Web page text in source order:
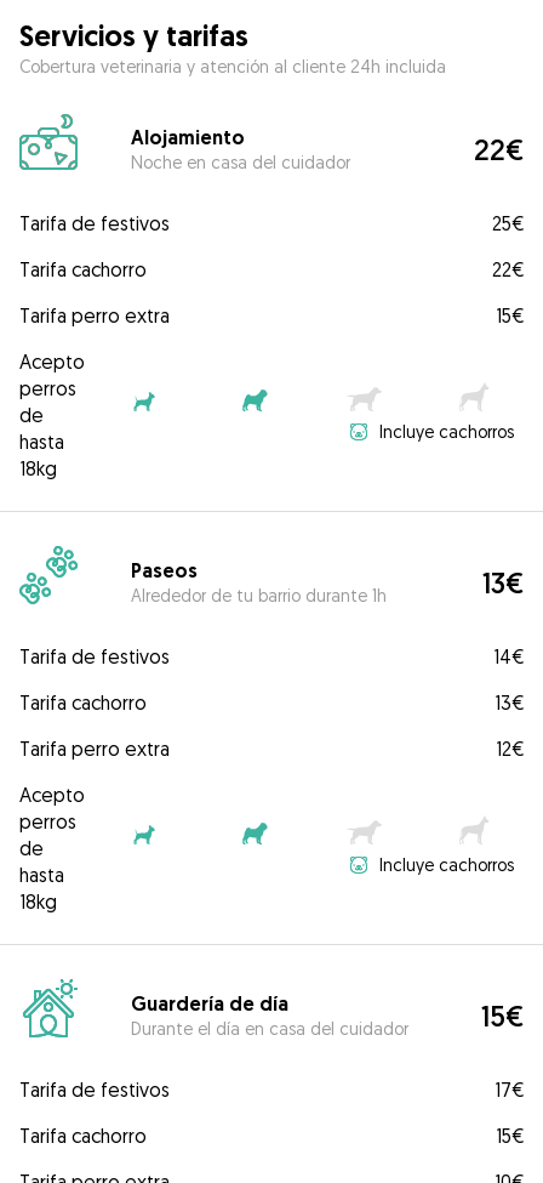
Servicios y tarifas
Cobertura veterinaria y atención al cliente 24h incluida
Alojamiento
Noche en casa del cuidador 22€
Tarifa de festivos
25€
Tarifa cachorro
22€
Tarifa perro extra
15€
Acepto
perros
de
hasta
18kg
Incluye cachorros
Paseos
Alrededor de tu barrio durante 1h 13€
Tarifa de festivos
14€
Tarifa cachorro
13€
Tarifa perro extra
12€
Acepto
perros
de
hasta
18kg
Incluye cachorros
Guardería de día
Durante el día en casa del cuidador 15€
Tarifa de festivos
17€
Tarifa cachorro
15€